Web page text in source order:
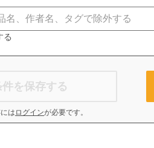
る
を保存する
は ログインが必要です。